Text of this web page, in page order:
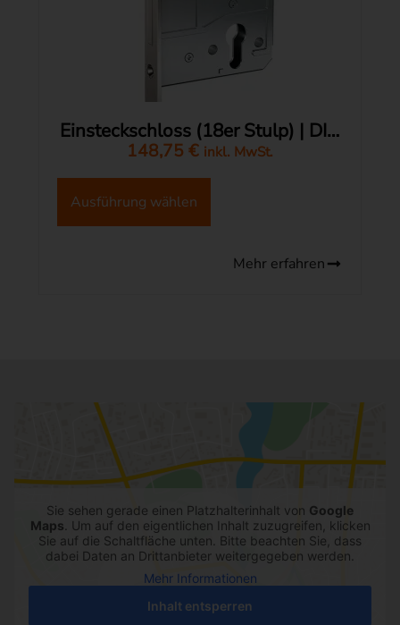
Einsteckschloss (18er Stulp) | DIN
links
148,75 € inkl. MwSt.
Ausführung wählen
Mehr erfahren
Sie sehen gerade einen Platzhalterinhalt von Google
Maps . Um auf den eigentlichen Inhalt zuzugreifen, klicken
Sie auf die Schaltfläche unten. Bitte beachten Sie, dass
dabei Daten an Drittanbieter weitergegeben werden.
Mehr Informationen
Inhalt entsperren